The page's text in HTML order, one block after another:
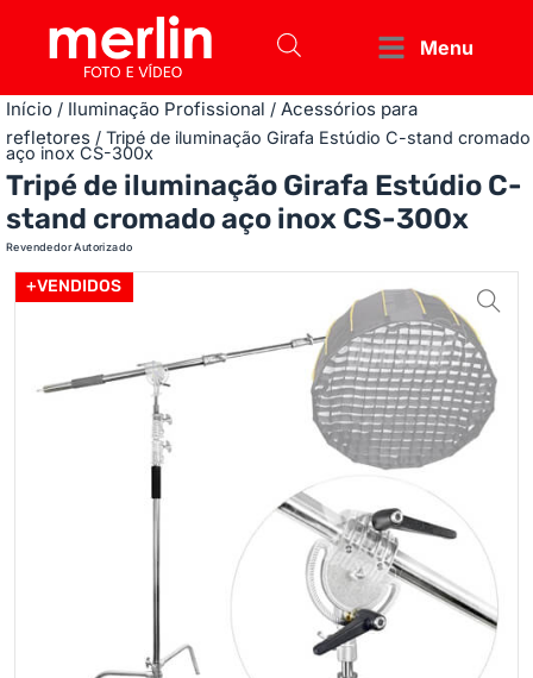
Menu
Início / Iluminação Profissional / Acessórios para
refletores / Tripé de iluminação Girafa Estúdio C-stand cromado
aço inox CS-300x
Tripé de iluminação Girafa Estúdio C-
stand cromado aço inox CS-300x
Revendedor Autorizado
+VENDIDOS